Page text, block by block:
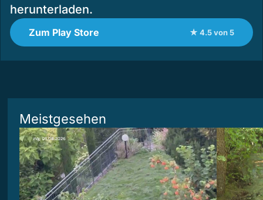
herunterladen.
Zum Play Store ★ 4.5 von 5
Meistgesehen